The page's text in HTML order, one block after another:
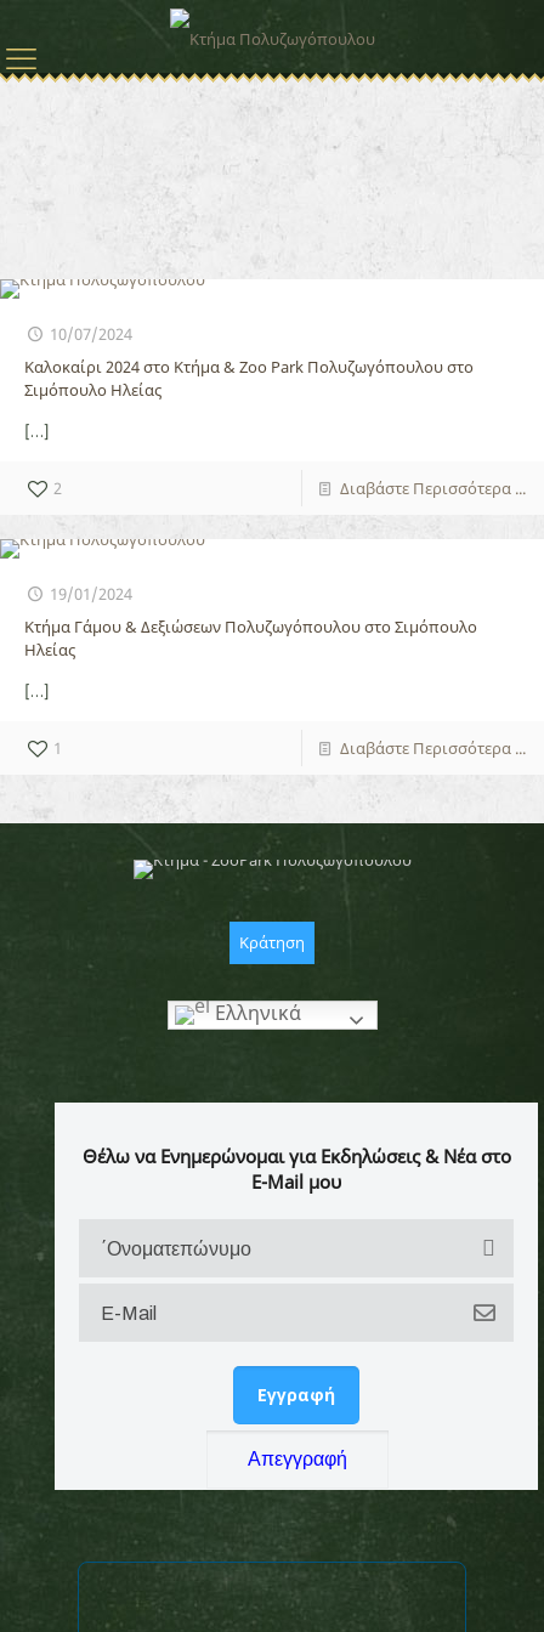
10/07/2024
Καλοκαίρι 2024 στο Κτήμα & Zoo Park Πολυζωγόπουλου στο
Σιμόπουλο Ηλείας
[…]
2 Διαβάστε Περισσότερα ...
19/01/2024
Κτήμα Γάμου & Δεξιώσεων Πολυζωγόπουλου στο Σιμόπουλο
Ηλείας
[…]
1 Διαβάστε Περισσότερα ...
Κράτηση
Ελληνικά
Θέλω να Ενημερώνομαι για Εκδηλώσεις & Νέα στο
E-Mail μου